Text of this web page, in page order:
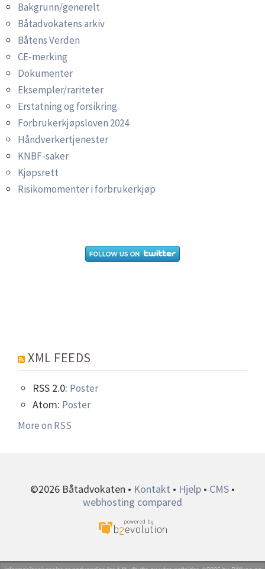
Bakgrunn/generelt
Båtadvokatens arkiv
Båtens Verden
CE-merking
Dokumenter
Eksempler/rariteter
Erstatning og forsikring
Forbrukerkjøpsloven 2024
Håndverkertjenester
KNBF-saker
Kjøpsrett
Risikomomenter i forbrukerkjøp
XML FEEDS
RSS 2.0: Poster
Atom: Poster
More on RSS
©2026 Båtadvokaten • Kontakt • Hjelp • CMS •
webhosting compared